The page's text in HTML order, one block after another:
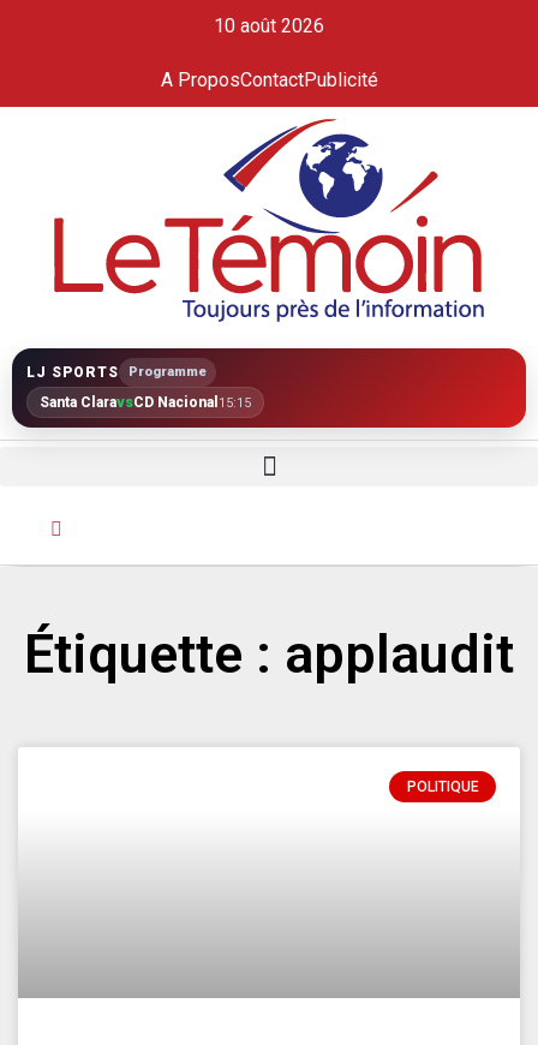
10 août 2026
A ProposContactPublicité
LJ SPORTS Programme
Santa ClaravsCD Nacional 15:15
Étiquette : applaudit
POLITIQUE